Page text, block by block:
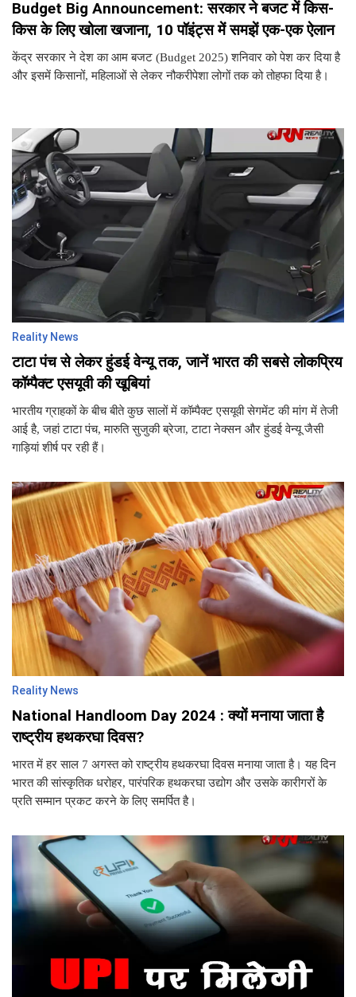
Budget Big Announcement: सरकार ने बजट में किस-
किस के लिए खोला खजाना, 10 पॉइंट्स में समझें एक-एक ऐलान
केंद्र सरकार ने देश का आम बजट (Budget 2025) शनिवार को पेश कर दिया है
और इसमें किसानों, महिलाओं से लेकर नौकरीपेशा लोगों तक को तोहफा दिया है।
Reality News
टाटा पंच से लेकर हुंडई वेन्यू तक, जानें भारत की सबसे लोकप्रिय
कॉम्पैक्ट एसयूवी की खूबियां
भारतीय ग्राहकों के बीच बीते कुछ सालों में कॉम्पैक्ट एसयूवी सेगमेंट की मांग में तेजी
आई है, जहां टाटा पंच, मारुति सुजुकी ब्रेजा, टाटा नेक्सन और हुंडई वेन्यू जैसी
गाड़ियां शीर्ष पर रही हैं।
Reality News
National Handloom Day 2024 : क्यों मनाया जाता है
राष्ट्रीय हथकरघा दिवस?
भारत में हर साल 7 अगस्त को राष्ट्रीय हथकरघा दिवस मनाया जाता है। यह दिन
भारत की सांस्कृतिक धरोहर, पारंपरिक हथकरघा उद्योग और उसके कारीगरों के
प्रति सम्मान प्रकट करने के लिए समर्पित है।